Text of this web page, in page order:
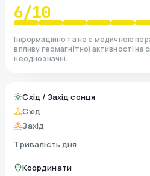
6/10
Інформаційно та не є медичною
впливу геомагнітної активності
неоднозначні.
Схід / Захід сонця
Схід
Захід
Тривалість дня
Координати